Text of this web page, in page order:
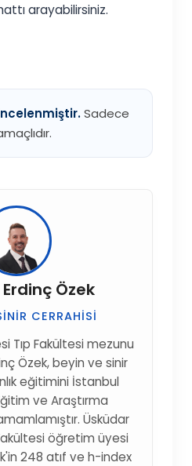
arayabilirsiniz.
Sadece
Özek
CERRAHISI
Tıp Fakültesi mezunu
Özek, beyin ve sinir
eğitimini İstanbul
ve Araştırma
Üsküdar
öğretim üyesi
248 atıf ve h-index